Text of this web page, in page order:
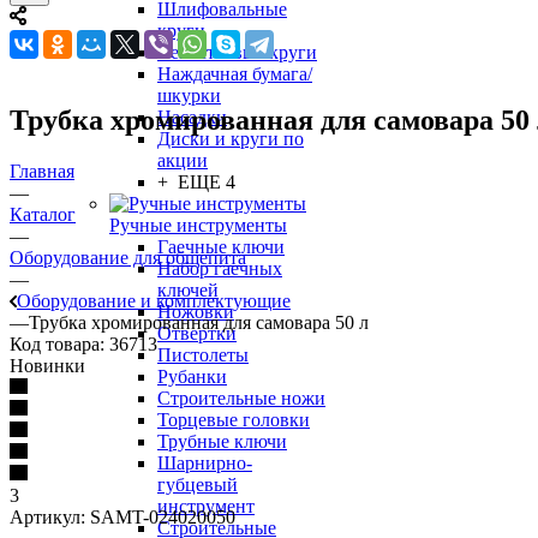
Шлифовальные
круги
Лепестковые круги
Наждачная бумага/
шкурки
Насадки
Диски и круги по
акции
+ ЕЩЕ 4
Ручные инструменты
Гаечные ключи
Набор гаечных
ключей
Ножовки
Отвертки
Пистолеты
Рубанки
Строительные ножи
Торцевые головки
Трубные ключи
Шарнирно-
губцевый
инструмент
Строительные
Трубка хромированная для самовара 50
Главная
—
Каталог
—
Оборудование для общепита
—
Оборудование и комплектующие
—Трубка хромированная для самовара 50 л
Код товара: 36713
Новинки
3
Артикул: SAMT-024020050